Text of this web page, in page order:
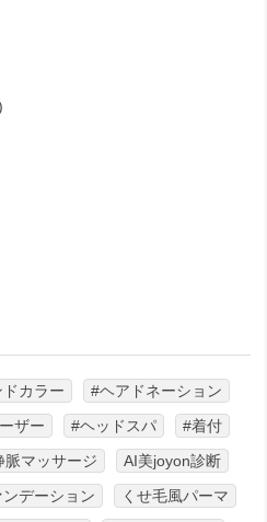
カラー
#ヘアドネーション
ザー
#ヘッドスパ
#着付
脈マッサージ
AI美joyon診断
デーション
くせ毛風パーマ